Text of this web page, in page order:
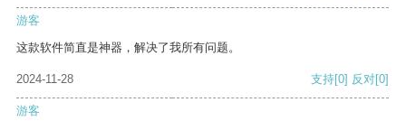
游客
这款软件简直是神器，解决了我所有问题。
2024-11-28 支持[0] 反对[0]
游客